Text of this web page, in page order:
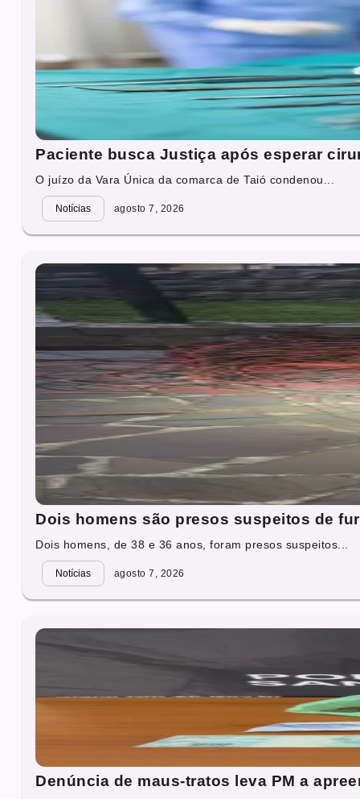
Paciente busca Justiça após esperar
O juízo da Vara Única da comarca de Taió condenou...
Notícias agosto 7, 2026
Dois homens são presos suspeitos de
Dois homens, de 38 e 36 anos, foram presos suspeitos...
Notícias agosto 7, 2026
Denúncia de maus-tratos leva PM a